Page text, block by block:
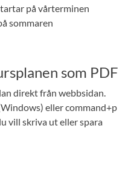
på vårterminen
sommaren
som PDF
direkt från webbsidan.
eller command+p
vill skriva ut eller spara